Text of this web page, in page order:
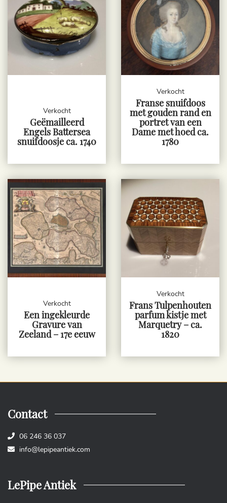
Verkocht
Geëmailleerd
Engels Battersea
snuifdoosje ca. 1740
Verkocht
Franse snuifdoos
met gouden rand en
portret van een
Dame met hoed ca.
1780
Verkocht
Een ingekleurde
Gravure van
Zeeland – 17e eeuw
Verkocht
Frans Tulpenhouten
parfum kistje met
Marquetry – ca.
1820
Contact
06 246 36 037
info@lepipeantiek.com
LePipe Antiek